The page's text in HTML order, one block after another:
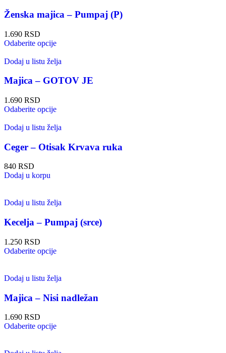
Ženska majica – Pumpaj (P)
1.690 RSD
Odaberite opcije
Dodaj u listu želja
Majica – GOTOV JE
1.690 RSD
Odaberite opcije
Dodaj u listu želja
Ceger – Otisak Krvava ruka
840 RSD
Dodaj u korpu
Dodaj u listu želja
Kecelja – Pumpaj (srce)
1.250 RSD
Odaberite opcije
Dodaj u listu želja
Majica – Nisi nadležan
1.690 RSD
Odaberite opcije